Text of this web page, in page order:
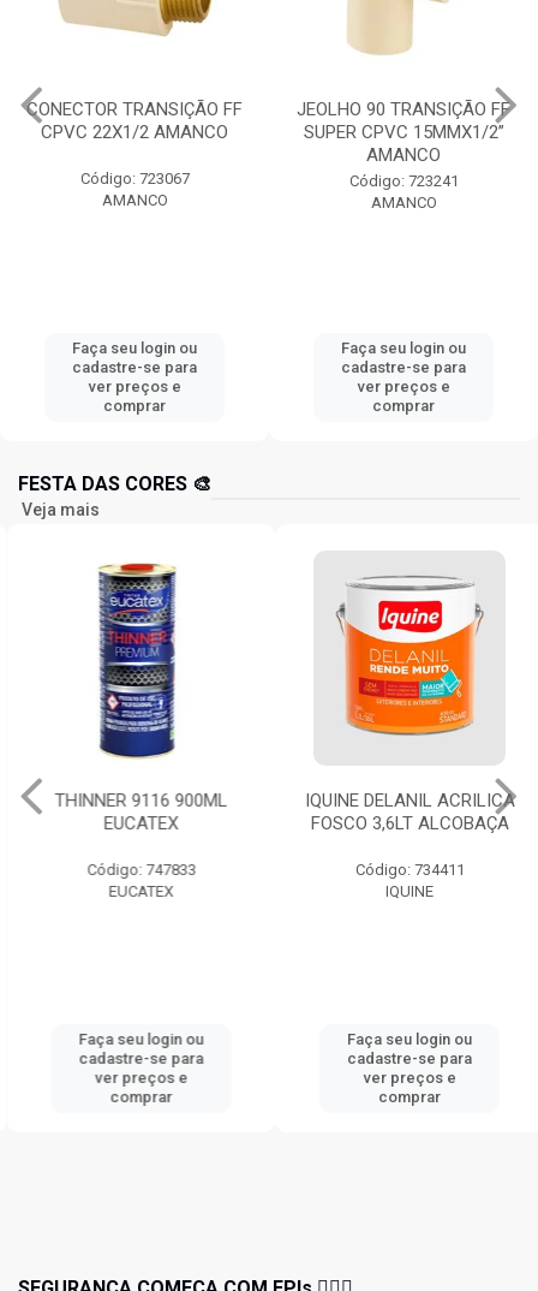
CONECTOR TRANSIÇÃO FF
CPVC 22X1/2 AMANCO
Código: 723067
AMANCO
Faça seu login ou
cadastre-se para
ver preços e
comprar
JEOLHO 90 TRANSIÇÃO FF
SUPER CPVC 15MMX1/2”
AMANCO
Código: 723241
AMANCO
Faça seu login ou
cadastre-se para
ver preços e
comprar
FESTA DAS CORES 🎨
Veja mais
THINNER 9116 900ML
EUCATEX
Código: 747833
EUCATEX
Faça seu login ou
cadastre-se para
ver preços e
comprar
IQUINE DELANIL ACRILICA
FOSCO 3,6LT ALCOBAÇA
Código: 734411
IQUINE
Faça seu login ou
cadastre-se para
ver preços e
comprar